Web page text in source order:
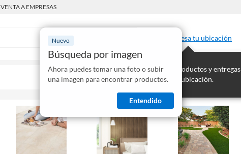
VENTA A EMPRESAS
Nuevo
Búsqueda por imagen
Ahora puedes tomar una foto o subir
una imagen para encontrar productos.
Entendido
Ingresa tu ubicación
Mostraremos los productos y entregas
disponibles para tu ubicación.